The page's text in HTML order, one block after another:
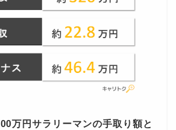
万円サラリーマンの手取り額と